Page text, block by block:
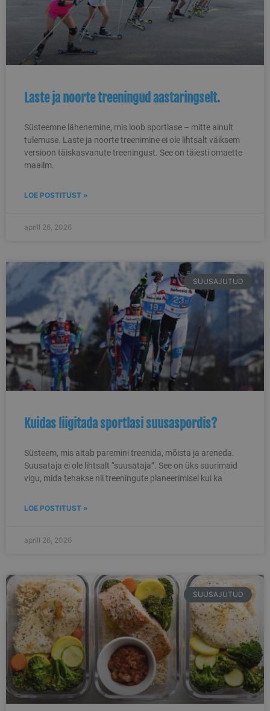
Laste ja noorte treeningud aastaringselt.
Süsteemne lähenemine, mis loob sportlase – mitte ainult
tulemuse. Laste ja noorte treenimine ei ole lihtsalt väiksem
versioon täiskasvanute treeningust. See on täiesti omaette
maailm.
LOE POSTITUST »
aprill 26, 2026
SUUSAJUTUD
Kuidas liigitada sportlasi suusaspordis?
Süsteem, mis aitab paremini treenida, mõista ja areneda.
Suusataja ei ole lihtsalt “suusataja”. See on üks suurimaid
vigu, mida tehakse nii treeningute planeerimisel kui ka
LOE POSTITUST »
aprill 26, 2026
SUUSAJUTUD